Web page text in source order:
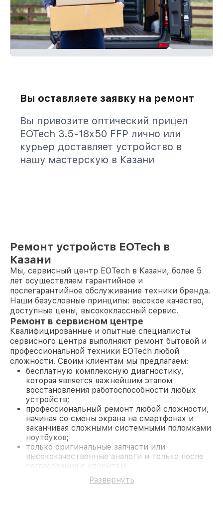
Вы оставляете заявку на ремонт
Вы привозите оптический прицел
EOTech 3.5-18x50 FFP лично или
курьер доставляет устройство в
нашу мастерскую в Казани
Ремонт устройств EOTech в
Казани
Мы, сервисный центр EOTech в Казани, более 5
лет осуществляем гарантийное и
послегарантийное обслуживание техники бренда.
Наши безусловные принципы: высокое качество,
доступные цены, высококлассный сервис.
Ремонт в сервисном центре
Квалифицированные и опытные специалисты
сервисного центра выполняют ремонт бытовой и
профессиональной техники EOTech любой
сложности. Своим клиентам мы предлагаем:
бесплатную комплексную диагностику,
которая является важнейшим этапом
восстановления работоспособности любых
устройств;
профессиональный ремонт любой сложности,
начиная со смены экрана на смартфонах и
заканчивая сложными системными поломками
ноутбуков;
только оригинальные запчасти или
высококачественные аналоги и только после
согласования с клиентом.
На все работы и замененные комплектующие
предоставляется длительная гарантия. В случае
Развернуть